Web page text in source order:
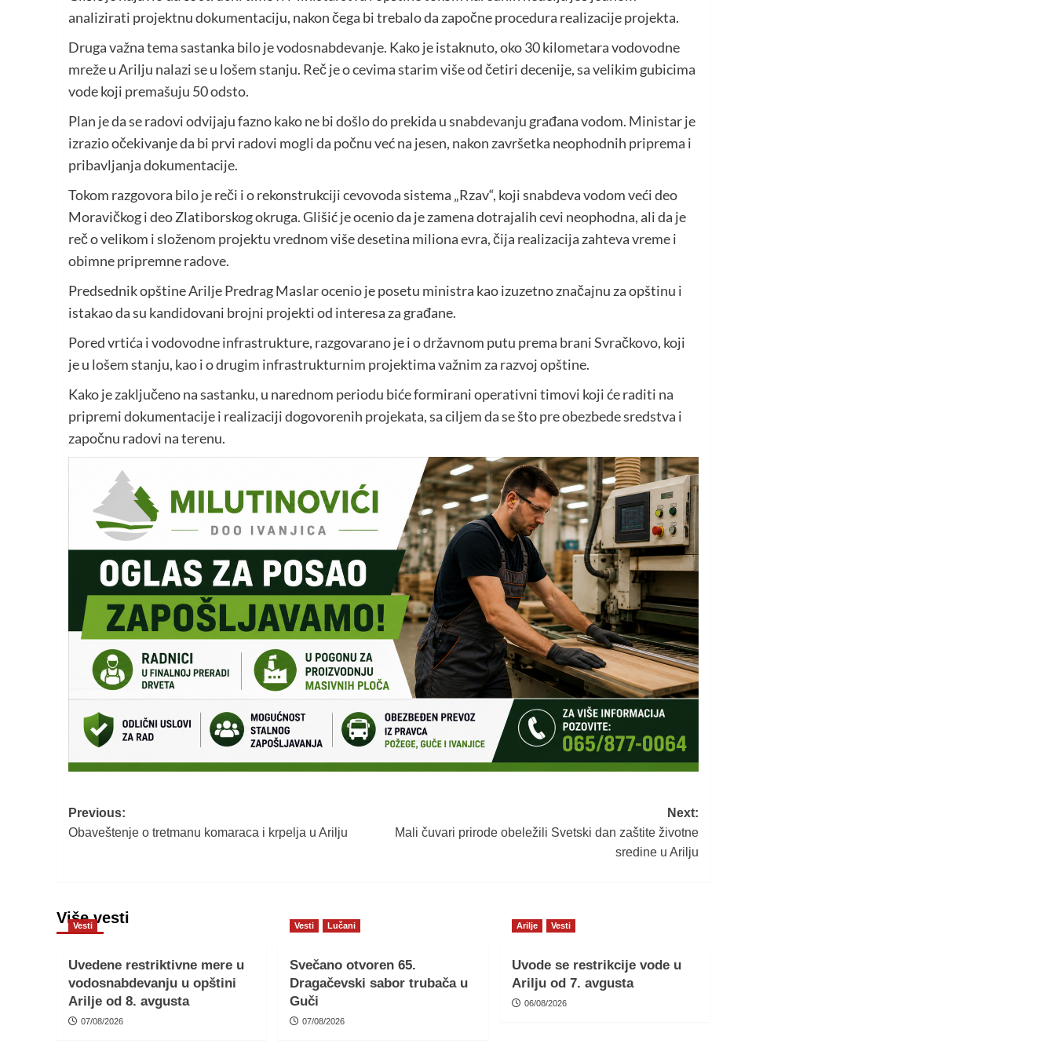
analizirati projektnu dokumentaciju, nakon čega bi trebalo da započne procedura realizacije projekta.
Druga važna tema sastanka bilo je vodosnabdevanje. Kako je istaknuto, oko 30 kilometara vodovodne
mreže u Arilju nalazi se u lošem stanju. Reč je o cevima starim više od četiri decenije, sa velikim gubicima
vode koji premašuju 50 odsto.
Plan je da se radovi odvijaju fazno kako ne bi došlo do prekida u snabdevanju građana vodom. Ministar je
izrazio očekivanje da bi prvi radovi mogli da počnu već na jesen, nakon završetka neophodnih priprema i
pribavljanja dokumentacije.
Tokom razgovora bilo je reči i o rekonstrukciji cevovoda sistema „Rzav“, koji snabdeva vodom veći deo
Moravičkog i deo Zlatiborskog okruga. Glišić je ocenio da je zamena dotrajalih cevi neophodna, ali da je
reč o velikom i složenom projektu vrednom više desetina miliona evra, čija realizacija zahteva vreme i
obimne pripremne radove.
Predsednik opštine Arilje Predrag Maslar ocenio je posetu ministra kao izuzetno značajnu za opštinu i
istakao da su kandidovani brojni projekti od interesa za građane.
Pored vrtića i vodovodne infrastrukture, razgovarano je i o državnom putu prema brani Svračkovo, koji
je u lošem stanju, kao i o drugim infrastrukturnim projektima važnim za razvoj opštine.
Kako je zaključeno na sastanku, u narednom periodu biće formirani operativni timovi koji će raditi na
pripremi dokumentacije i realizaciji dogovorenih projekata, sa ciljem da se što pre obezbede sredstva i
započnu radovi na terenu.
Post
navigation
Previous:
Obaveštenje o tretmanu komaraca i krpelja u Arilju
Next:
Mali čuvari prirode obeležili Svetski dan zaštite životne
sredine u Arilju
Više vesti
Vesti
Uvedene restriktivne mere u
vodosnabdevanju u opštini
Arilje od 8. avgusta
07/08/2026
Vesti Lučani
Svečano otvoren 65.
Dragačevski sabor trubača u
Guči
07/08/2026
Arilje Vesti
Uvode se restrikcije vode u
Arilju od 7. avgusta
06/08/2026